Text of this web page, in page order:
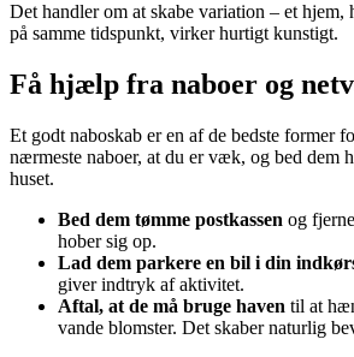
Det handler om at skabe variation – et
på samme tidspunkt, virker hurtigt kunstigt.
Få hjælp fra naboer og
Et godt naboskab er en af de bedste former
nærmeste naboer, at du er væk, og bed dem
huset.
Bed dem tømme postkassen og
hober sig op.
Lad dem parkere en bil i din
giver indtryk af aktivitet.
Aftal, at de må bruge haven til at
vande blomster. Det skaber naturlig